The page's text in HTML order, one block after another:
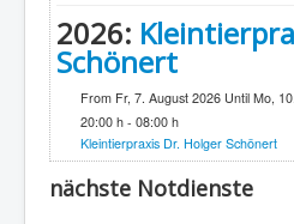
2026:
Schönert
From Fr, 7. August 2026 Until Mo,
20:00 h - 08:00 h
Kleintierpraxis Dr. Holger Schönert
nächste Notdienste